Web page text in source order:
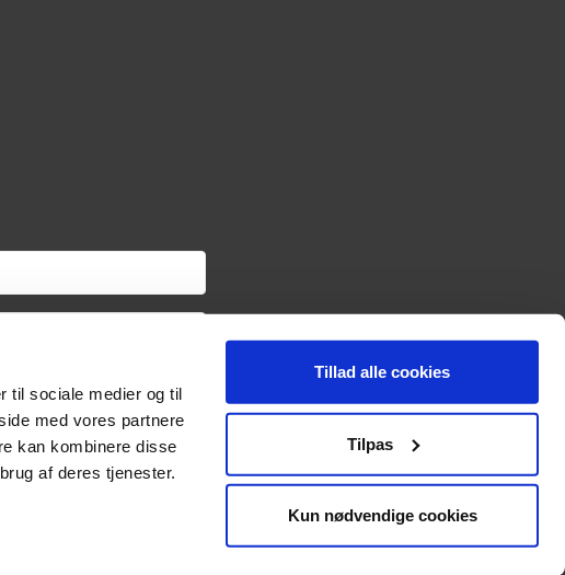
til sociale medier og til
med vores partnere
kan kombinere disse
af deres tjenester.
Tillad alle cookies
Tilpas
Kun nødvendige cookies
via afmeldingslinket i hver
vi oplysninger om dig via
dine personoplysninger og